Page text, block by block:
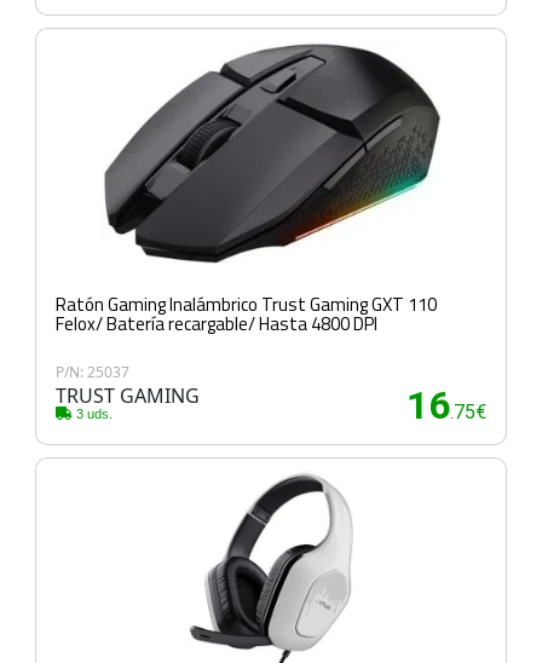
Ratón Gaming Inalámbrico Trust Gaming GXT 110
Felox/ Batería recargable/ Hasta 4800 DPI
P/N: 25037
TRUST GAMING
3 uds. 16.75€